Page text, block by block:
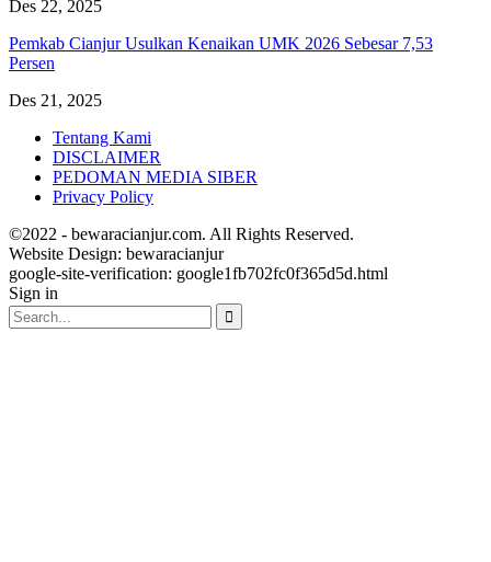
Des 22, 2025
Pemkab Cianjur Usulkan Kenaikan UMK 2026 Sebesar 7,53
Persen
Des 21, 2025
Tentang Kami
DISCLAIMER
PEDOMAN MEDIA SIBER
Privacy Policy
©2022 - bewaracianjur.com. All Rights Reserved.
Website Design: bewaracianjur
google-site-verification: google1fb702fc0f365d5d.html
Sign in